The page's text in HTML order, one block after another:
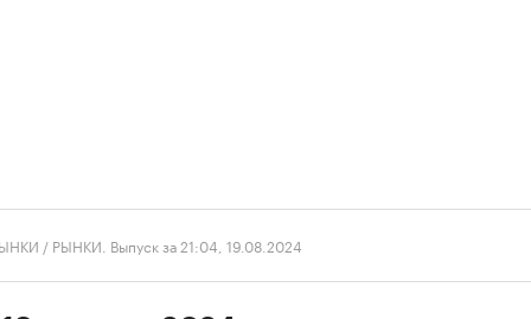
/ РЫНКИ. Выпуск за 21:04, 19.08.2024